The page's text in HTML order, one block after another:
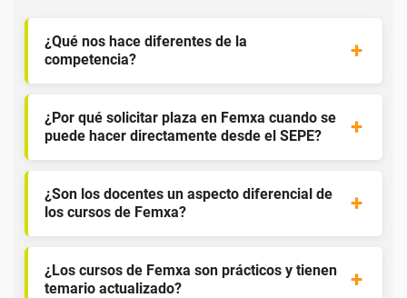
¿Qué nos hace diferentes de la
competencia?
¿Por qué solicitar plaza en Femxa cuando se
puede hacer directamente desde el SEPE?
¿Son los docentes un aspecto diferencial de
los cursos de Femxa?
¿Los cursos de Femxa son prácticos y tienen
temario actualizado?